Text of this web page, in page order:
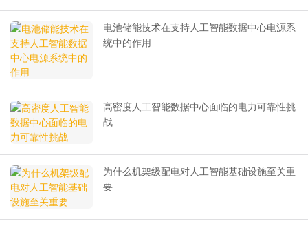
电池储能技术在支持人工智能数据中心电源系
统中的作用
高密度人工智能数据中心面临的电力可靠性挑
战
为什么机架级配电对人工智能基础设施至关重
要